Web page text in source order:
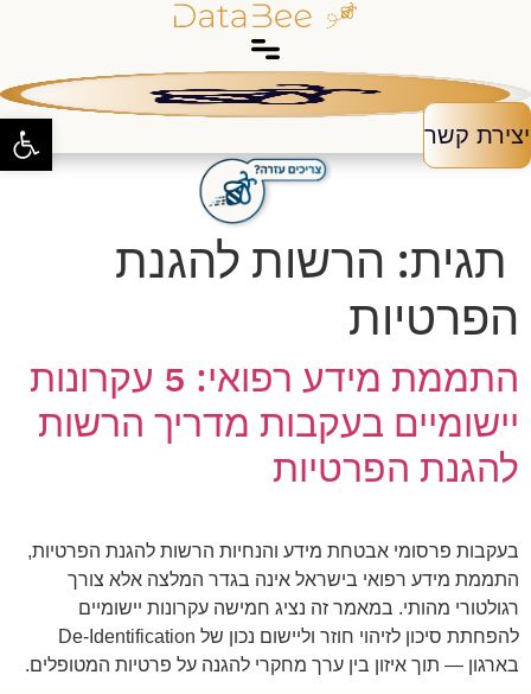
פתח יצירת קשר
תגית: הרשות להגנת
הפרטיות
התממת מידע רפואי: 5 עקרונות
יישומיים בעקבות מדריך הרשות
להגנת הפרטיות
בעקבות פרסומי אבטחת מידע והנחיות הרשות להגנת הפרטיות,
התממת מידע רפואי בישראל אינה בגדר המלצה אלא צורך
רגולטורי מהותי. במאמר זה נציג חמישה עקרונות יישומיים
להפחתת סיכון לזיהוי חוזר וליישום נכון של De-Identification
בארגון — תוך איזון בין ערך מחקרי להגנה על פרטיות המטופלים.